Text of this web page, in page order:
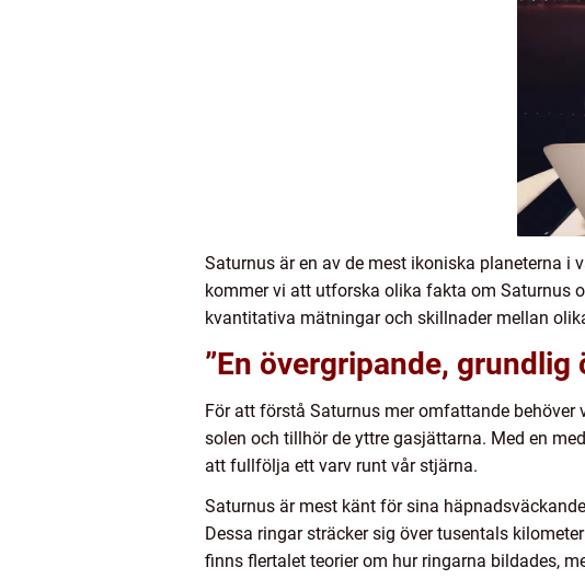
Saturnus är en av de mest ikoniska planeterna i
kommer vi att utforska olika fakta om Saturnus
kvantitativa mätningar och skillnader mellan
”En övergripande,
För att förstå Saturnus mer omfattande
solen och tillhör de yttre gasjättarna. Med en
att fullfölja ett varv runt vår stjärna.
Saturnus är mest känt för sina
Dessa ringar sträcker sig över tusentals
finns flertalet teorier om hur ringarna bildades,